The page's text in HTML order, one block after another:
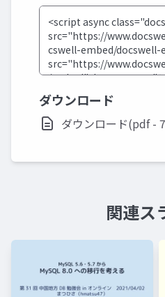
ダウンロード
ダウンロード(pdf -
関連ス